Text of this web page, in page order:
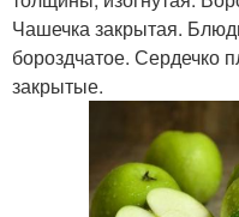
Чашечка закрытая.
бороздчатое. Сердечко
закрытые.